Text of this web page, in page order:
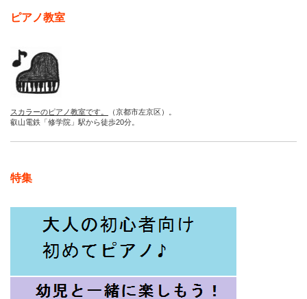
ピアノ教室
スカラーのピアノ教室です。
（京都市左京区）。
叡山電鉄「修学院」駅から徒歩20分。
特集